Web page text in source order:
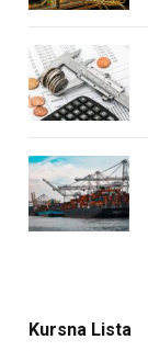
Kursna Lista